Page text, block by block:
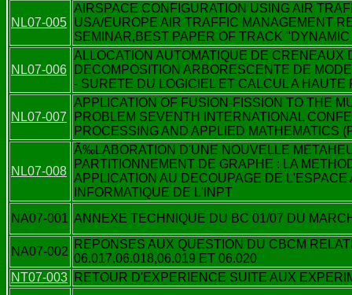
NL07-005
AIRSPACE CONFIGURATION USING AIR
USA/EUROPE AIR TRAFFIC MANAGEMENT
SEMINAR,BEST PAPER OF TRACK
NL07-006
ALLOCATION AUTOMATIQUE DE CRENEAUX
DECOMPOSITION ARBORESCENTE DE
- SURETE DU LOGICIEL ET CALCUL A
NL07-007
APPLICATION OF FUSION-FISSION TO THE
PROBLEM SEVENTH INTERNATIONAL
PROCESSING AND APPLIED MATHEMATICS
NL07-008
Ã‰LABORATION D'UNE NOUVELLE
PARTITIONNEMENT DE GRAPHE : LA
APPLICATION AU DECOUPAGE DE
INFORMATIQUE DE L'INPT
NA07-001 ANNEXE TECHNIQUE DU BC 01/07 DU
NA07-002
REPONSES AUX QUESTION DU CBCM
06.017,06.018,06.019 ET 06.020
NT07-003 RETOUR D'EXPERIENCE SUITE AUX